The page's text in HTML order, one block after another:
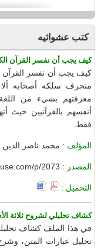
كتب عشوائيه
كيف يجب أن نفسر القرآن
كيف يجب أن نفسر القرآن
منحرف سلكه أصحابه ألا
معرفتهم بشيء من اللغة
أنفسهم بالقرآنيين حيث
فقط.
المؤلف : محمد ناصر الدين
المصدر : p/2073
التحميل :
كشاف تحليلي لشروح ثلاثة
في هذا الملف كشاف
تحليل عبارات المتن،